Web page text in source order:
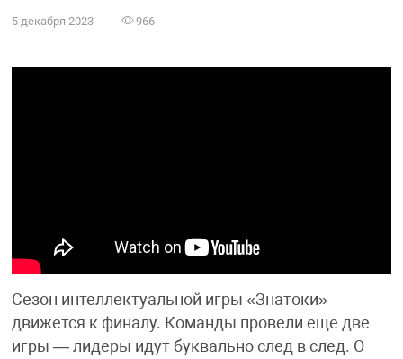
5 декабря 2023 966
Сезон интеллектуальной игры «Знатоки»
движется к финалу. Команды провели еще две
игры — лидеры идут буквально след в след. О